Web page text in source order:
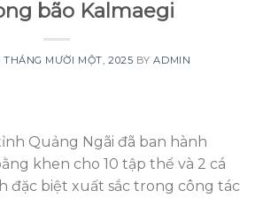
bão Kalmaegi
THÁNG MƯỜI MỘT, 2025 BYADMIN
tỉnh Quảng Ngãi đã ban hành
khen cho 10 tập thể và 2 cá
đặc biệt xuất sắc trong công tác